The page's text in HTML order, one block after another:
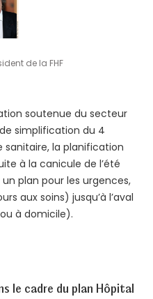
de la FHF
soutenue du secteur
simplification du 4
la planification
à la canicule de l’été
plan pour les urgences,
aux soins) jusqu’à l’aval
à domicile).
le cadre du plan Hôpital